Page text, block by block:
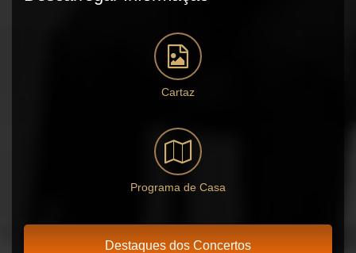
Cartaz
Programa de Casa
Destaques dos Concertos